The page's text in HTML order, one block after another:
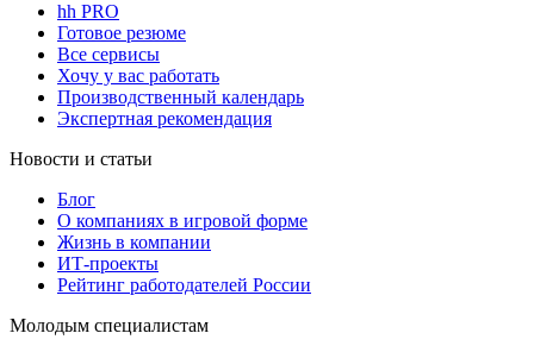
hh PRO
Готовое резюме
Все сервисы
Хочу у вас работать
Производственный календарь
Экспертная рекомендация
Новости и статьи
Блог
О компаниях в игровой форме
Жизнь в компании
ИТ-проекты
Рейтинг работодателей России
Молодым специалистам